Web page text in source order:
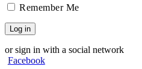
Remember Me
Log in
or sign in with a social network
Facebook